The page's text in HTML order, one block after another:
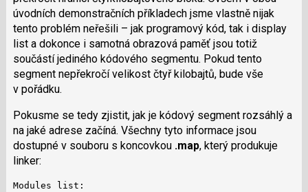
úvodních demonstračních příkladech jsme vlastně nijak
tento problém neřešili – jak programový kód, tak i display
list a dokonce i samotná obrazová paměť jsou totiž
součástí jediného kódového segmentu. Pokud tento
segment nepřekročí velikost čtyř kilobajtů, bude vše
v pořádku.
Pokusme se tedy zjistit, jak je kódový segment rozsáhlý a
na jaké adrese začíná. Všechny tyto informace jsou
dostupné v souboru s koncovkou .map, který produkuje
linker:
Modules list: